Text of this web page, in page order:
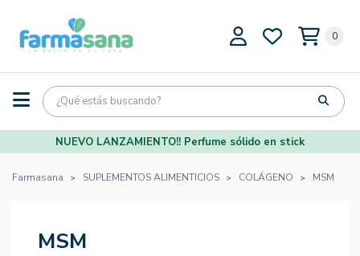
0
NUEVO LANZAMIENTO!! Perfume sólido en stick
Farmasana SUPLEMENTOS ALIMENTICIOS COLÁGENO MSM
MSM